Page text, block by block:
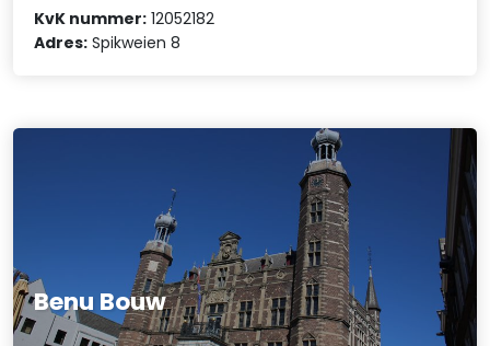
KvK nummer: 12052182
Adres: Spikweien 8
Benu Bouw